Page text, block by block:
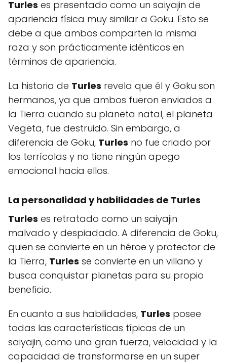
Turles es presentado como un saiyajin de
apariencia física muy similar a Goku. Esto se
debe a que ambos comparten la misma
raza y son prácticamente idénticos en
términos de apariencia.
La historia de Turles revela que él y Goku son
hermanos, ya que ambos fueron enviados a
la Tierra cuando su planeta natal, el planeta
Vegeta, fue destruido. Sin embargo, a
diferencia de Goku, Turles no fue criado por
los terrícolas y no tiene ningún apego
emocional hacia ellos.
La personalidad y habilidades de Turles
Turles es retratado como un saiyajin
malvado y despiadado. A diferencia de Goku,
quien se convierte en un héroe y protector de
la Tierra, Turles se convierte en un villano y
busca conquistar planetas para su propio
beneficio.
En cuanto a sus habilidades, Turles posee
todas las características típicas de un
saiyajin, como una gran fuerza, velocidad y la
capacidad de transformarse en un super